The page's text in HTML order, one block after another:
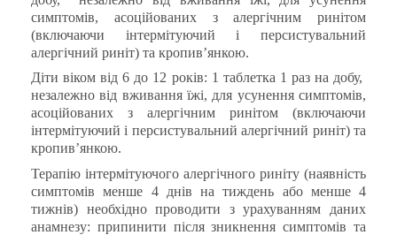
симптомів, асоційованих з алергічним ринітом
(включаючи інтермітуючий і персистувальний
алергічний риніт) та кропив’янкою.
Діти віком від 6 до 12 років: 1 таблетка 1 раз на добу,
незалежно від вживання їжі, для усунення симптомів,
асоційованих з алергічним ринітом (включаючи
інтермітуючий і персистувальний алергічний риніт) та
кропив’янкою.
Терапію інтермітуючого алергічного риніту (наявність
симптомів менше 4 днів на тиждень або менше 4
тижнів) необхідно проводити з урахуванням даних
анамнезу: припинити після зникнення симптомів та